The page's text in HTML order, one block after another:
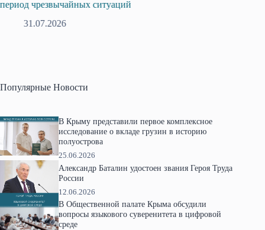
период чрезвычайных ситуаций
31.07.2026
Популярные Новости
В Крыму представили первое комплексное
исследование о вкладе грузин в историю
полуострова
25.06.2026
Александр Баталин удостоен звания Героя Труда
России
12.06.2026
В Общественной палате Крыма обсудили
вопросы языкового суверенитета в цифровой
среде